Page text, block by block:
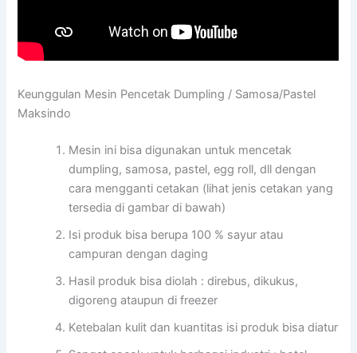
Keunggulan Mesin Pencetak Dumpling / Samosa/Pastel
Maksindo
Mesin ini bisa digunakan untuk mencetak
dumpling, samosa, pastel, egg roll, dll dengan
cara mengganti cetakan (lihat jenis cetakan yang
tersedia di gambar di bawah)
Isi produk bisa berupa 100 % sayur atau
campuran dengan daging
Hasil produk bisa diolah : direbus, dikukus,
digoreng ataupun di freezer
Ketebalan kulit dan kuantitas isi produk bisa diatur